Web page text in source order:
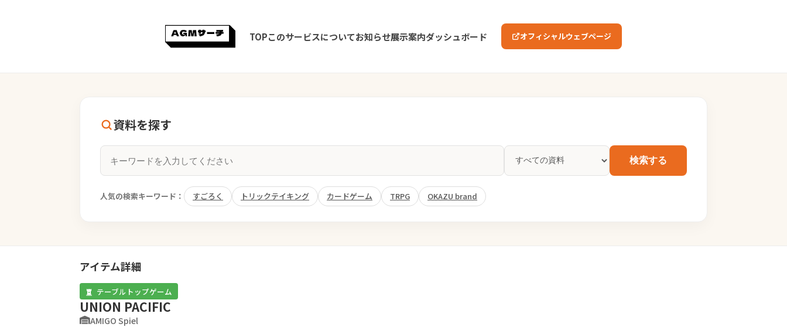
TOPこのサービスについてお知らせ展示案内ダッシュボード オフィシャルウェブページ
資料を探す
検索する
人気の検索キーワード： すごろく トリックテイキング カードゲーム TRPG OKAZU brand
アイテム詳細
テーブルトップゲーム
UNION PACIFIC
AMIGO Spiel